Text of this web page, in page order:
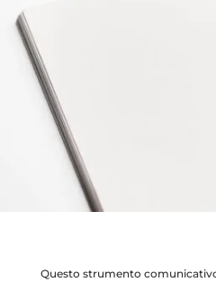
Questo strumento